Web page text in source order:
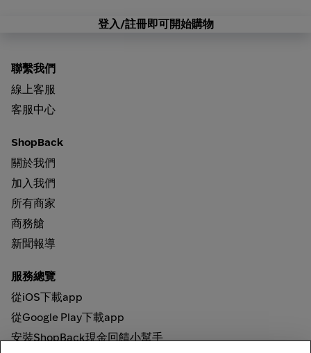
登入/註冊即可開始購物
聯繫我們
線上客服
客服中心
ShopBack
關於我們
加入我們
所有商家
商務艙
新聞報導
服務總覽
從iOS下載app
從Google Play下載app
安裝ShopBack現金回饋小幫手